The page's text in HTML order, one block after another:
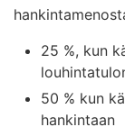
jäljelle 100 kpl
Katso lisää
25 %, kun
50 % kun
hankintaan